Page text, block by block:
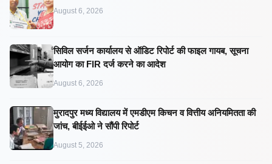
August 6, 2026
सिविल सर्जन कार्यालय से ऑडिट रिपोर्ट की फाइल गायब, सूचना
आयोग का FIR दर्ज करने का आदेश
August 6, 2026
मुरादपुर मध्य विद्यालय में एमडीएम किचन व वित्तीय अनियमितता की
जांच, बीईईओ ने सौंपी रिपोर्ट
August 5, 2026